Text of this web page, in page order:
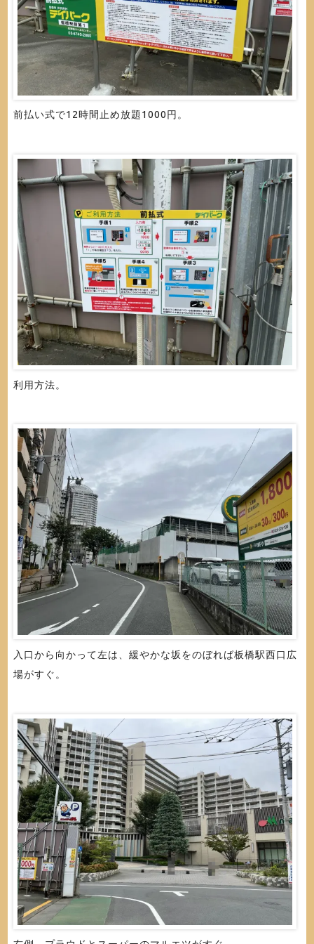
前払い式で12時間止め放題1000円。
利用方法。
入口から向かって左は、緩やかな坂をのぼれば板橋駅西口広
場がすぐ。